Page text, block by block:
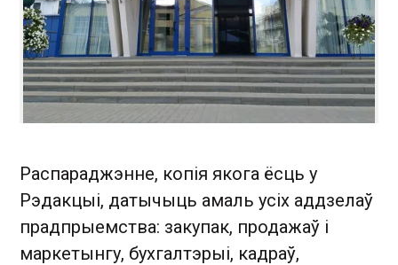
Распараджэнне, копія якога ёсць у
Рэдакцыі, датычыць амаль усіх аддзелаў
прадпрыемства: закупак, продажаў і
маркетынгу, бухгалтэрыі, кадраў,